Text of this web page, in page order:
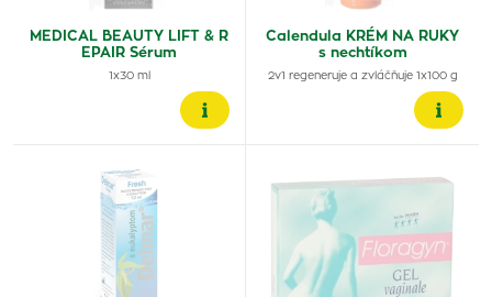
MEDICAL BEAUTY LIFT & R
EPAIR Sérum
1x30 ml
Calendula KRÉM NA RUKY
s nechtíkom
2v1 regeneruje a zvláčňuje 1x100 g